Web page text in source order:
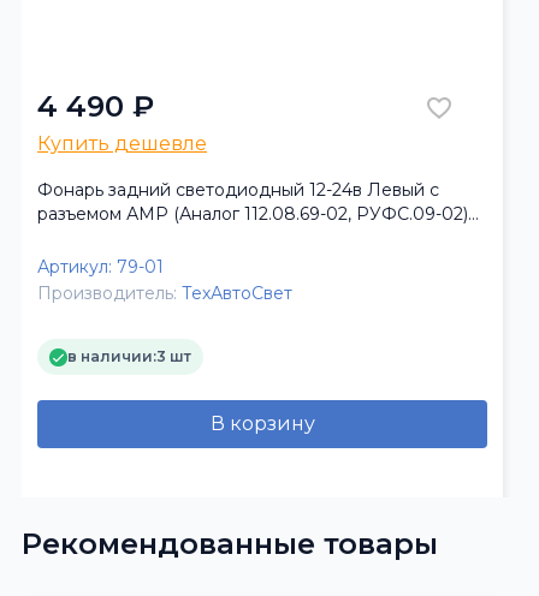
4 490 ₽
Купить дешевле
Фонарь задний светодиодный 12-24в Левый с
разъемом АМР (Аналог 112.08.69-02, РУФС.09-02)
Артикул: 79-01
Производитель: ТехАвтоСвет
в наличии:3 шт
В корзину
Рекомендованные товары